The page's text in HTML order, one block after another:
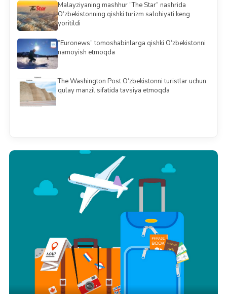
Malayziyaning mashhur “The Star” nashrida
O‘zbekistonning qishki turizm salohiyati keng
yoritildi
“Euronews” tomoshabinlarga qishki O‘zbekistonni
namoyish etmoqda
The Washington Post O‘zbekistonni turistlar uchun
qulay manzil sifatida tavsiya etmoqda